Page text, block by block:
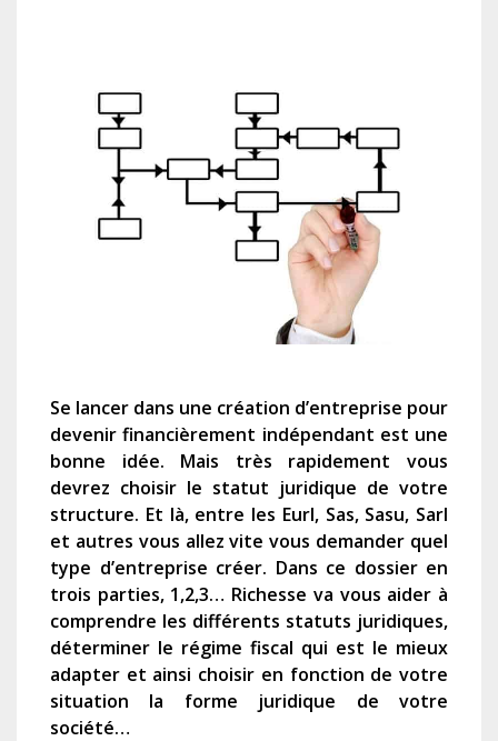
Se lancer dans une création d’entreprise pour
devenir financièrement indépendant est une
bonne idée. Mais très rapidement vous
devrez choisir le statut juridique de votre
structure. Et là, entre les Eurl, Sas, Sasu, Sarl
et autres vous allez vite vous demander quel
type d’entreprise créer. Dans ce dossier en
trois parties, 1,2,3… Richesse va vous aider à
comprendre les différents statuts juridiques,
déterminer le régime fiscal qui est le mieux
adapter et ainsi choisir en fonction de votre
situation la forme juridique de votre
société…